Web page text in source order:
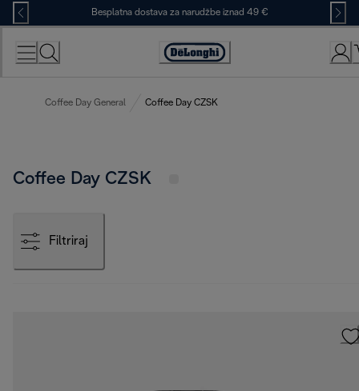
Skip
to
Content
Besplatna dostava za narudžbe iznad 49 €
Accessibility
Coffee Day General Coffee Day CZSK
Coffee Day CZSK
Filtriraj